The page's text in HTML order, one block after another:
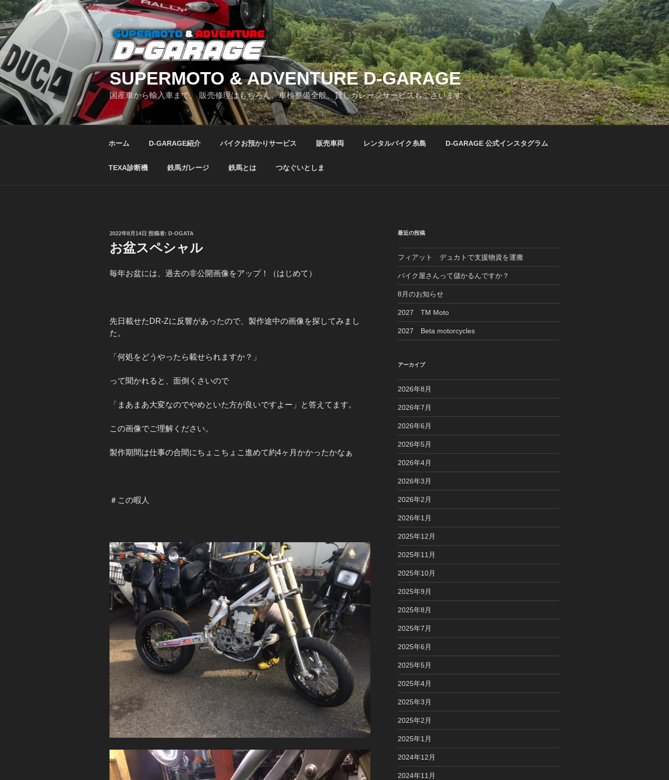
コ
ン
テ
ン
ツ
へ
ス
キ
ッ
SUPERMOTO & ADVENTURE D-GARAGE
国産車から輸入車まで、 販売修理はもちろん、車検整備全般、貸しガレージサービスもございます
ホーム D-GARAGE紹介 バイクお預かりサービス 販売車両 レンタルバイク糸島 D-GARAGE 公式インスタグラム
TEXA診断機 鉄馬ガレージ 鉄馬とは つなぐいとしま
投
日:
2022年8月14日 投稿者: D-OGATA
お盆スペシャル
毎年お盆には、過去の非公開画像をアップ！（はじめて）
先日載せたDR-Zに反響があったので、製作途中の画像を探してみまし
た。
「何処をどうやったら載せられますか？」
って聞かれると、面倒くさいので
「まあまあ大変なのでやめといた方が良いですよー」と答えてます。
この画像でご理解ください。
製作期間は仕事の合間にちょこちょこ進めて約4ヶ月かかったかなぁ
＃この暇人
最近の投稿
フィアット デュカトで支援物資を運搬
バイク屋さんって儲かるんですか？
8月のお知らせ
2027 TM Moto
2027 Beta motorcycles
アーカイブ
2026年8月
2026年7月
2026年6月
2026年5月
2026年4月
2026年3月
2026年2月
2026年1月
2025年12月
2025年11月
2025年10月
2025年9月
2025年8月
2025年7月
2025年6月
2025年5月
2025年4月
2025年3月
2025年2月
2025年1月
2024年12月
2024年11月